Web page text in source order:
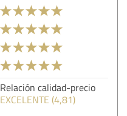
Relación calidad-precio
EXCELENTE (4,81)